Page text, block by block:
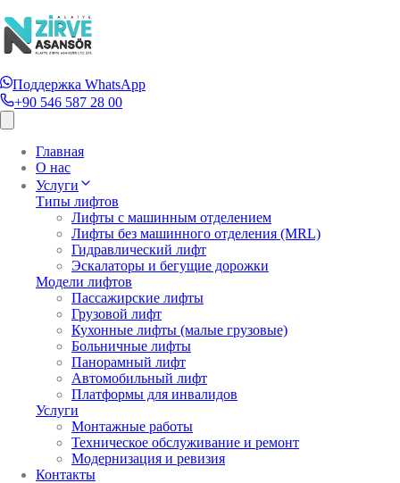
Поддержка WhatsApp
+90 546 587 28 00
Главная
О нас
Услуги
Типы лифтов
Лифты с машинным отделением
Лифты без машинного отделения (MRL)
Гидравлический лифт
Эскалаторы и бегущие дорожки
Модели лифтов
Пассажирские лифты
Грузовой лифт
Кухонные лифты (малые грузовые)
Больничные лифты
Панорамный лифт
Автомобильный лифт
Платформы для инвалидов
Услуги
Монтажные работы
Техническое обслуживание и ремонт
Модернизация и ревизия
Контакты